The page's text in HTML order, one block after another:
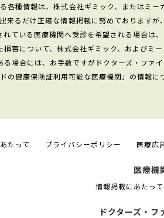
各種情報は、株式会社ギミック、またはミー
出来るだけ正確な情報掲載に努めておりますが
れている医療機関へ受診を希望される場合は
害について、株式会社ギミック、およびミ
る場合には、お手数ですがドクターズ・ファ
の健康保険証利用可能な医療機関」の情報
たって プライバシーポリシー 医療広
医療機
情報掲載にあたって
ドクターズ・フ